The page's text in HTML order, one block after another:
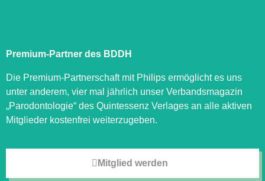
Premium-Partner des BDDH
Die Premium-Partnerschaft mit Philips ermöglicht es uns
unter anderem, vier mal jährlich unser Verbandsmagazin
„Parodontologie“ des Quintessenz Verlages an alle aktiven
Mitglieder kostenfrei weiterzugeben.
Mitglied werden